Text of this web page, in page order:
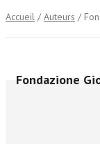
Accueil /Auteurs /
Fondazione